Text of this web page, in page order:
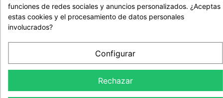
29,90 €
Cantidad
funciones de redes sociales y anuncios personalizados. ¿Aceptas
estas cookies y el procesamiento de datos personales
involucrados?
Configurar
Rechazar